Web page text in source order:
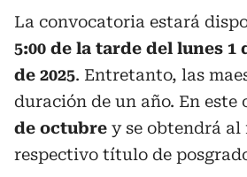
La convocatoria estará
5:00 de la tarde del lunes 1
de 2025. Entretanto, las
duración de un año. En este
de octubre y se obtendrá al
respectivo título de